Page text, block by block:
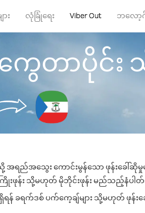
း လုံခြုံရေး Viber Out ဘလော့
ေတာပိုင်း
အရည်အသွေး ကောင်းမွန်သော ဖုန်းခေါ်ဆို
ြိုးဖုန်း သို့မဟုတ် မိုဘိုင်းဖုန်း မည်သည့်နံပါတ်
ရန် ခရက်ဒစ် ပက်ကေ့ချ်များ သို့မဟုတ် ဖု